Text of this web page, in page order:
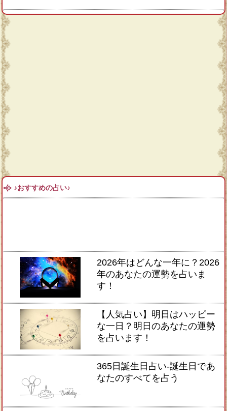
♪おすすめの占い♪
2026年はどんな一年に？2026
年のあなたの運勢を占いま
す！
【人気占い】明日はハッピー
な一日？明日のあなたの運勢
を占います！
365日誕生日占い-誕生日であ
なたのすべてを占う